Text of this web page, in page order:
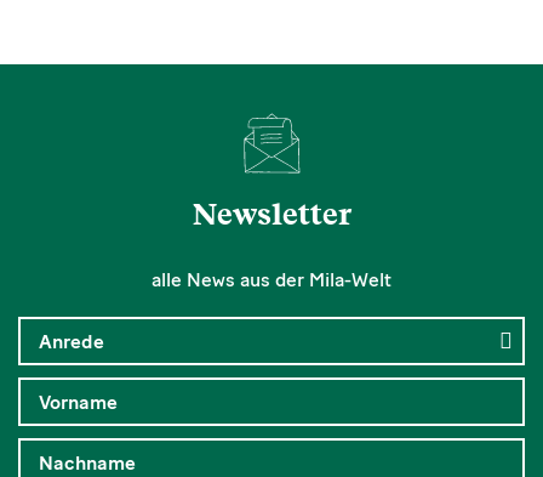
Newsletter
alle News aus der Mila-Welt